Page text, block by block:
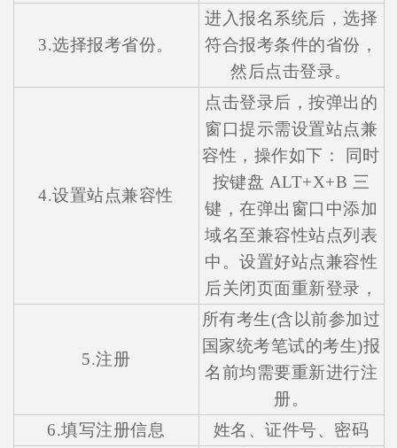
3.选择报考省份。
进入报名系统后，选择
符合报考条件的省份，
然后点击登录。
4.设置站点兼容性
点击登录后，按弹出的
窗口提示需设置站点兼
容性，操作如下： 同时
按键盘 ALT+X+B 三
键，在弹出窗口中添加
域名至兼容性站点列表
中。设置好站点兼容性
后关闭页面重新登录，
5.注册
所有考生(含以前参加过
国家统考笔试的考生)报
名前均需要重新进行注
册。
6.填写注册信息
姓名、证件号、密码